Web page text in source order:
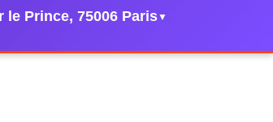
le Prince, 75006 Paris▼